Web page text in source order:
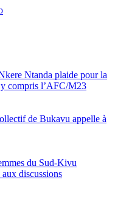
Ntanda plaide pour la
compris l’AFC/M23
de Bukavu appelle à
du Sud-Kivu
discussions